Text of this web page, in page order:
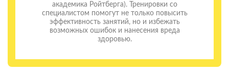
акаде­мика Ройтберга). Тренировки со
специалистом помогут не толь­ко повысить
эффективность занятий, но и избежать
возмож­ных ошибок и нанесения вреда
здоровью.